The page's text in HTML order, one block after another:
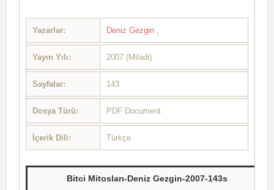
Yazarlar: Deniz Gezgin
Yayın Yılı: 2007 (Miladi)
Sayfalar: 143
Dosya Türü: PDF Document
İçerik Dili: Türkçe
Bitci Mitosları-Deniz Gezgin-2007-143s